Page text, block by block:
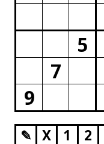
5
7
9
✎ X 1 2